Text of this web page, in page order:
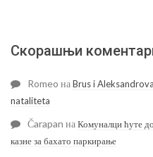
Скорашњи
Romeo наBrus i
nataliteta
Čarapan наКомуналци ћуте
казне за бахато паркирање